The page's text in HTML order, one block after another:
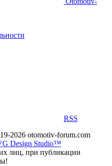
RSS
2026 otomotiv-forum.com
Design Studio™
лиц, при публикации